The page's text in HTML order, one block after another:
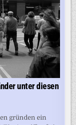
unter diesen
gründen ein